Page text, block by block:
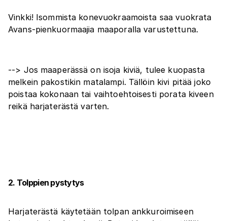
Vinkki! Isommista konevuokraamoista saa vuokrata
Avans-pienkuormaajia maaporalla varustettuna.
--> Jos maaperässä on isoja kiviä, tulee kuopasta
melkein pakostikin matalampi. Tällöin kivi pitää joko
poistaa kokonaan tai vaihtoehtoisesti porata kiveen
reikä harjaterästä varten.
2. Tolppien pystytys
Harjaterästä käytetään tolpan ankkuroimiseen